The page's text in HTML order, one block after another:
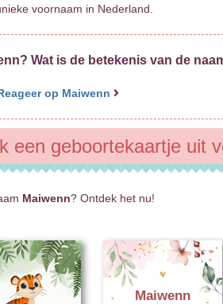
voornaam in Nederland.
Wat is de betekenis van de
op Maiwenn
een geboortekaartje uit
Maiwenn? Ontdek het nu!
Maiwenn